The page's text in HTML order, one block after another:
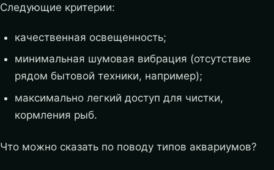
Следующие критерии:
качественная освещенность;
минимальная шумовая вибрация (отсутствие
рядом бытовой техники, например);
максимально легкий доступ для чистки,
кормления рыб.
Что можно сказать по поводу типов аквариумов?